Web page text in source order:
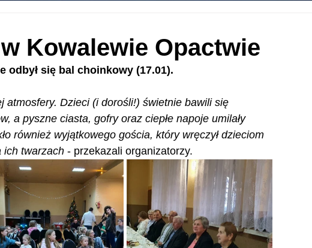
Kowalewie Opactwie
odbył się bal choinkowy (17.01).
atmosfery. Dzieci (i dorośli!) świetnie bawili się
a pyszne ciasta, gofry oraz ciepłe napoje umilały
również wyjątkowego gościa, który wręczył dzieciom
ich twarzach - przekazali organizatorzy.